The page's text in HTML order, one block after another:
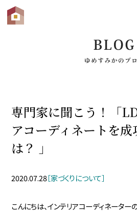
専門家に聞こう！「
アコーディネートを
は？ 」
2020.07.28［家づくりについて］
こんにちは、インテリアコーディネーター